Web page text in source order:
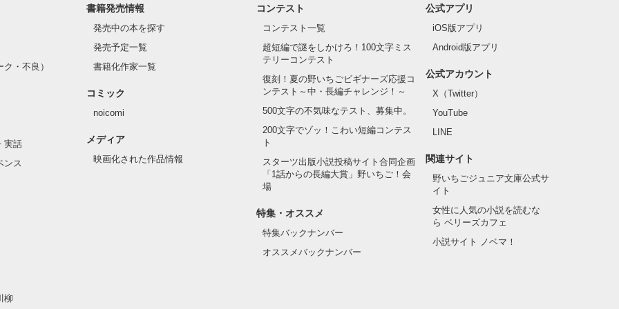
・不良）
実話
ンス
柳
書籍発売情報
発売中の本を探す
発売予定一覧
書籍化作家一覧
コミック
noicomi
メディア
映画化された作品情報
コンテスト
コンテスト一覧
超短編で謎をしかけろ！100文字ミス
テリーコンテスト
復刻！夏の野いちごビギナーズ応援コ
ンテスト～中・長編チャレンジ！～
500文字の不気味なテスト、募集中。
200文字でゾッ！こわい短編コンテス
ト
スターツ出版小説投稿サイト合同企画
「1話からの長編大賞」野いちご！会
場
特集・オススメ
特集バックナンバー
オススメバックナンバー
公式アプリ
iOS版アプリ
Android版アプリ
公式アカウント
X（Twitter）
YouTube
LINE
関連サイト
野いちごジュニア文庫公式サ
イト
女性に人気の小説を読むな
ら ベリーズカフェ
小説サイト ノベマ！